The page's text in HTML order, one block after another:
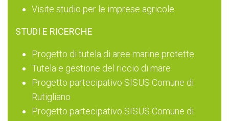
Visite studio per le imprese agricole
STUDI E RICERCHE
Progetto di tutela di aree marine protette
Tutela e gestione del riccio di mare
Progetto partecipativo SISUS Comune di
Rutigliano
Progetto partecipativo SISUS Comune di